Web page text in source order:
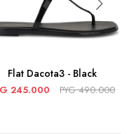
Flat Dacota3 - Black
245.000 PYG 490.000